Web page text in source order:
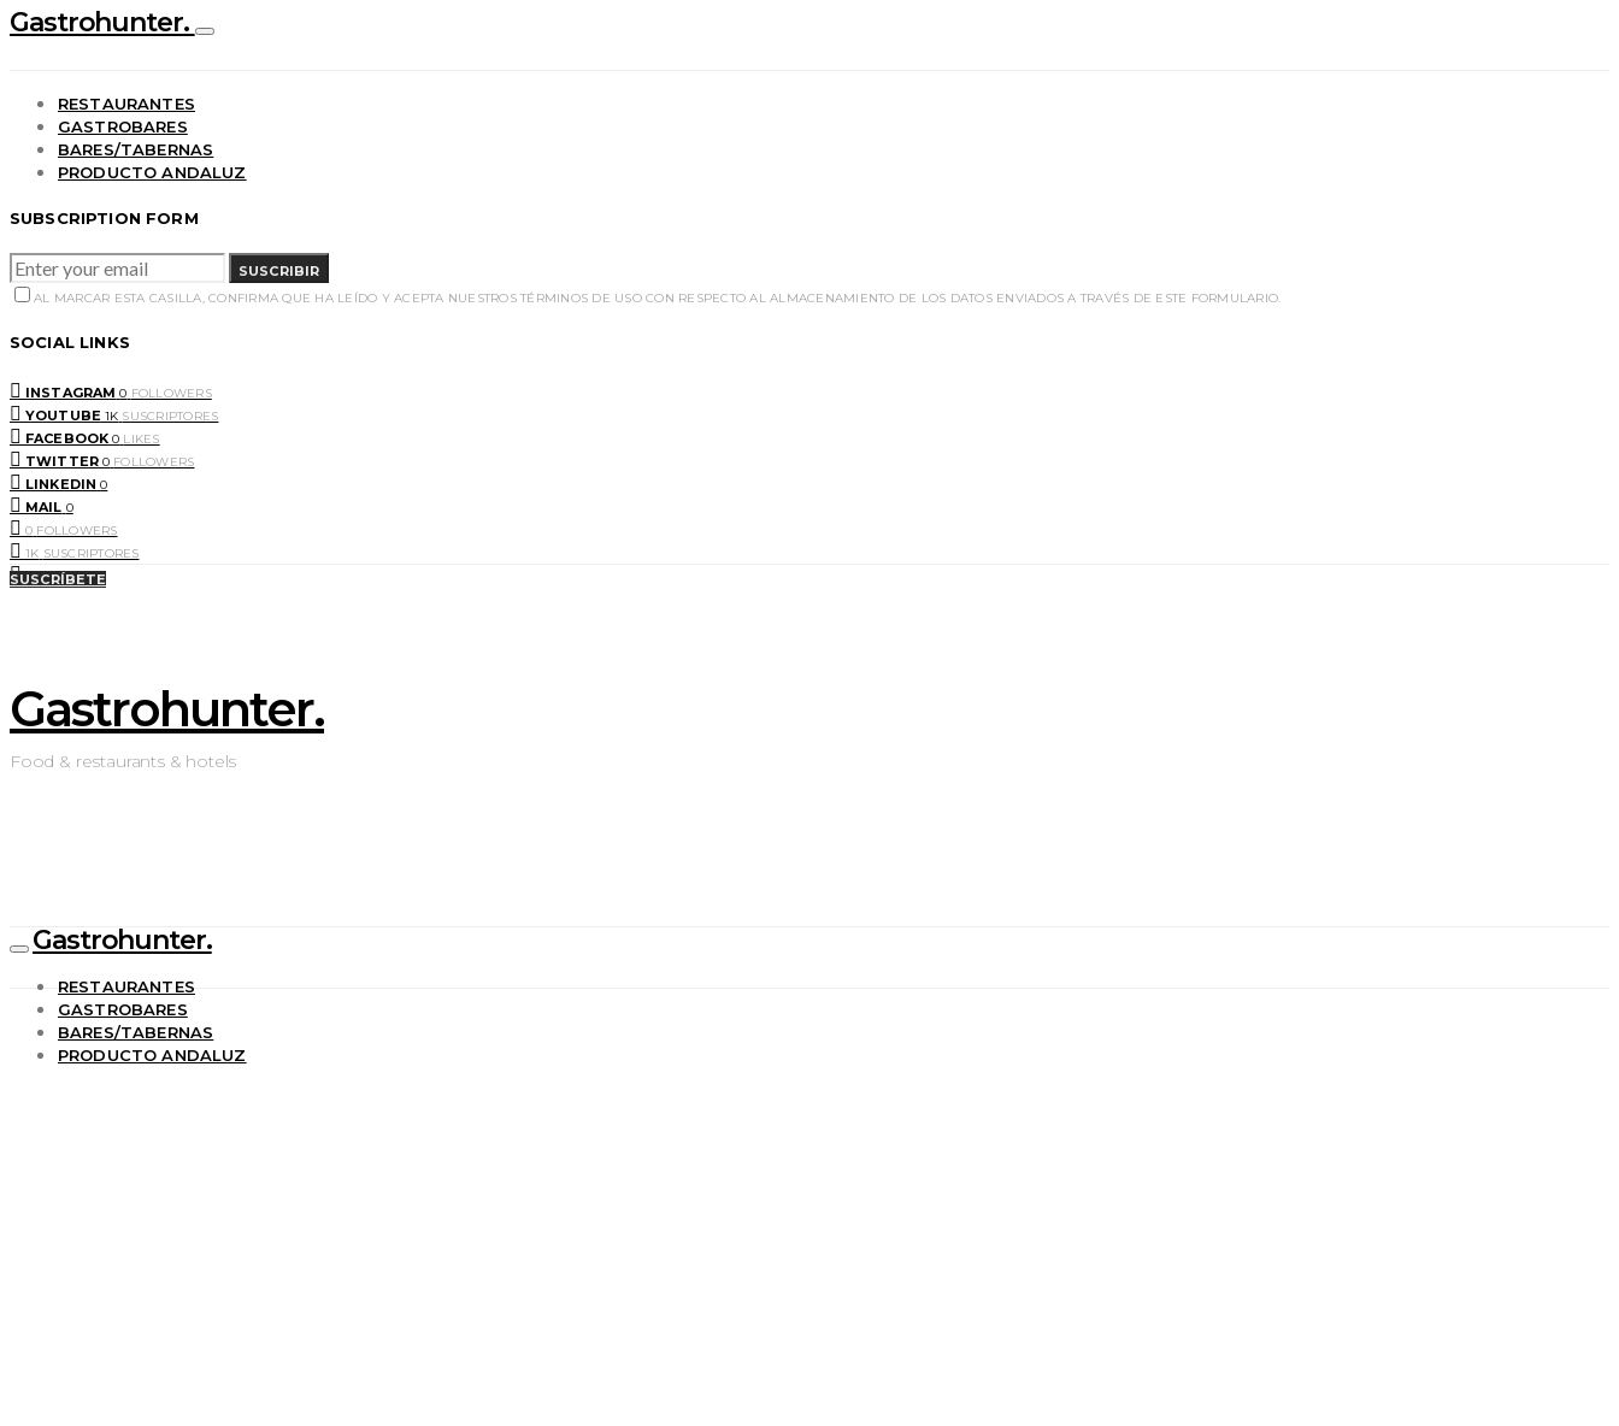
Gastrohunter.
RESTAURANTES
GASTROBARES
BARES/TABERNAS
PRODUCTO ANDALUZ
SUBSCRIPTION FORM
SUSCRIBIR
AL MARCAR ESTA CASILLA, CONFIRMA QUE HA LEÍDO Y ACEPTA NUESTROS TÉRMINOS DE USO CON RESPECTO AL ALMACENAMIENTO DE LOS DATOS ENVIADOS A TRAVÉS DE ESTE FORMULARIO.
SOCIAL LINKS
INSTAGRAM 0 FOLLOWERS
YOUTUBE 1K SUSCRIPTORES
FACEBOOK 0 LIKES
TWITTER 0 FOLLOWERS
LINKEDIN 0
MAIL 0
0 FOLLOWERS
1K SUSCRIPTORES
0 LIKES
SUSCRÍBETE
Gastrohunter.
Food & restaurants & hotels
Gastrohunter.
RESTAURANTES
GASTROBARES
BARES/TABERNAS
PRODUCTO ANDALUZ